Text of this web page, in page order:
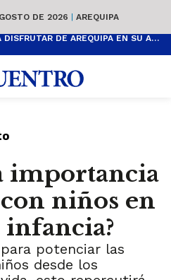
DE 2026 | AREQUIPA
ACTIVIDADES GRATUITAS PARA DISFRUTAR DE AREQUIPA EN SU ANIVERSARIO
importancia
niños en
potenciar las
desde los